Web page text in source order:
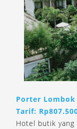
Porter Lombok
Tarif:
Hotel butik yang